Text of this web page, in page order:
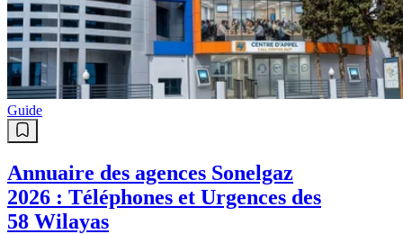
Guide
Annuaire des agences Sonelgaz
2026 : Téléphones et Urgences des
58 Wilayas